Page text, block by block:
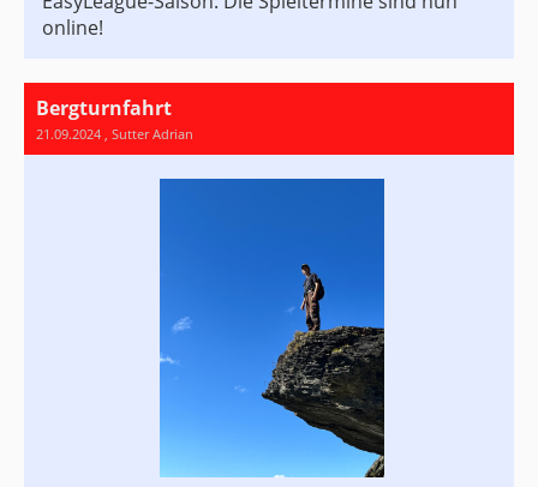
online!
Bergturnfahrt
21.09.2024 , Sutter Adrian